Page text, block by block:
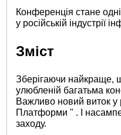
Конференція стане
у російській індустрії
Зміст
Зберігаючи найкраще,
улюбленій багатьма
Важливо новий виток у
Платформи " . І
заходу.